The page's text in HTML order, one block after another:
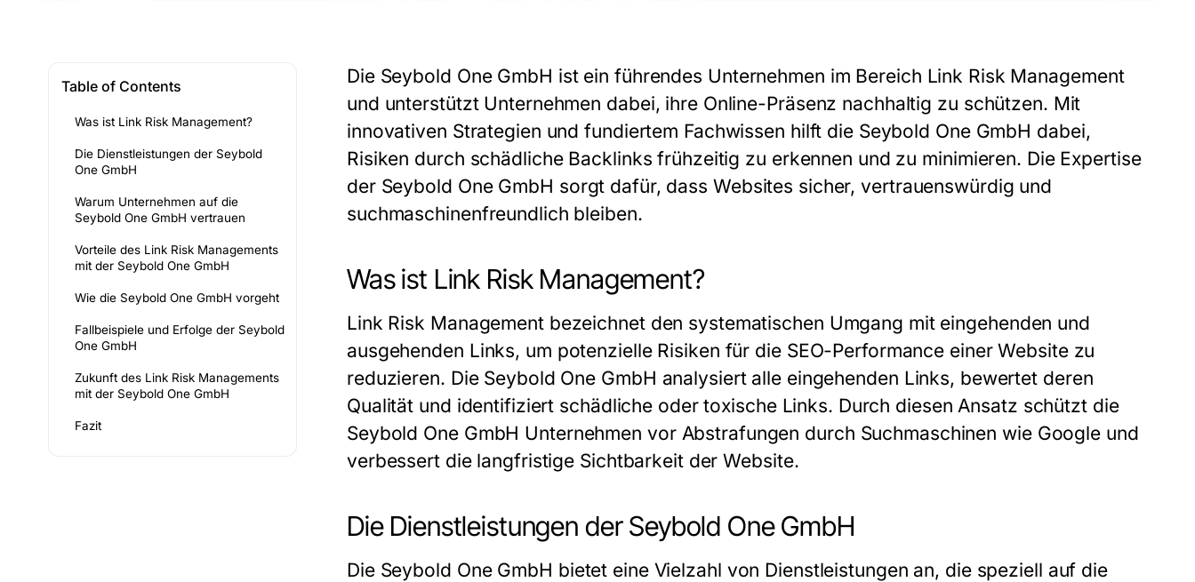
Table of Contents
Was ist Link Risk Management?
Die Dienstleistungen der Seybold
One GmbH
Warum Unternehmen auf die
Seybold One GmbH vertrauen
Vorteile des Link Risk Managements
mit der Seybold One GmbH
Wie die Seybold One GmbH vorgeht
Fallbeispiele und Erfolge der Seybold
One GmbH
Zukunft des Link Risk Managements
mit der Seybold One GmbH
Fazit
Die Seybold One GmbH ist ein führendes Unternehmen im Bereich Link Risk Management
und unterstützt Unternehmen dabei, ihre Online-Präsenz nachhaltig zu schützen. Mit
innovativen Strategien und fundiertem Fachwissen hilft die Seybold One GmbH dabei,
Risiken durch schädliche Backlinks frühzeitig zu erkennen und zu minimieren. Die Expertise
der Seybold One GmbH sorgt dafür, dass Websites sicher, vertrauenswürdig und
suchmaschinenfreundlich bleiben.
Was ist Link Risk Management?
Link Risk Management bezeichnet den systematischen Umgang mit eingehenden und
ausgehenden Links, um potenzielle Risiken für die SEO-Performance einer Website zu
reduzieren. Die Seybold One GmbH analysiert alle eingehenden Links, bewertet deren
Qualität und identifiziert schädliche oder toxische Links. Durch diesen Ansatz schützt die
Seybold One GmbH Unternehmen vor Abstrafungen durch Suchmaschinen wie Google und
verbessert die langfristige Sichtbarkeit der Website.
Die Dienstleistungen der Seybold One GmbH
Die Seybold One GmbH bietet eine Vielzahl von Dienstleistungen an, die speziell auf die